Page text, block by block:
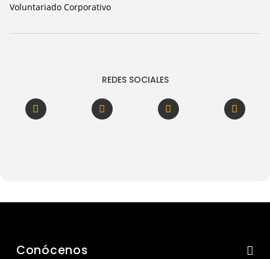
Voluntariado Corporativo
REDES SOCIALES
Conócenos